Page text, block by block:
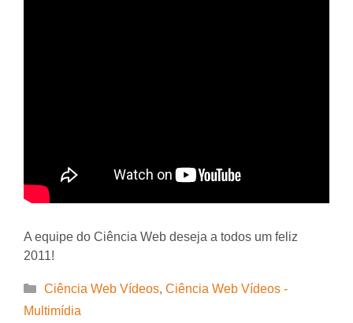
A equipe do Ciência Web deseja a todos um feliz
2011!
Categorias
Ciência Web Vídeos, Ciência Web Vídeos -
Multimídia